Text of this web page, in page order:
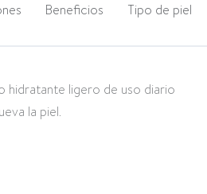
Beneficios Tipo de piel
hidratante ligero de uso diario
la piel.